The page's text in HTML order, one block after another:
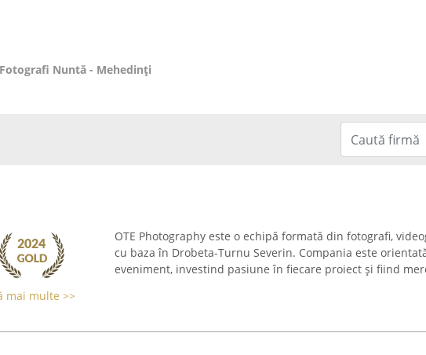
Nuntă - Mehedinţi
mai multe >>
OTE Photography este o echipă formată din fotografi,
cu baza în Drobeta-Turnu Severin. Compania este
eveniment, investind pasiune în fiecare proiect și fiind